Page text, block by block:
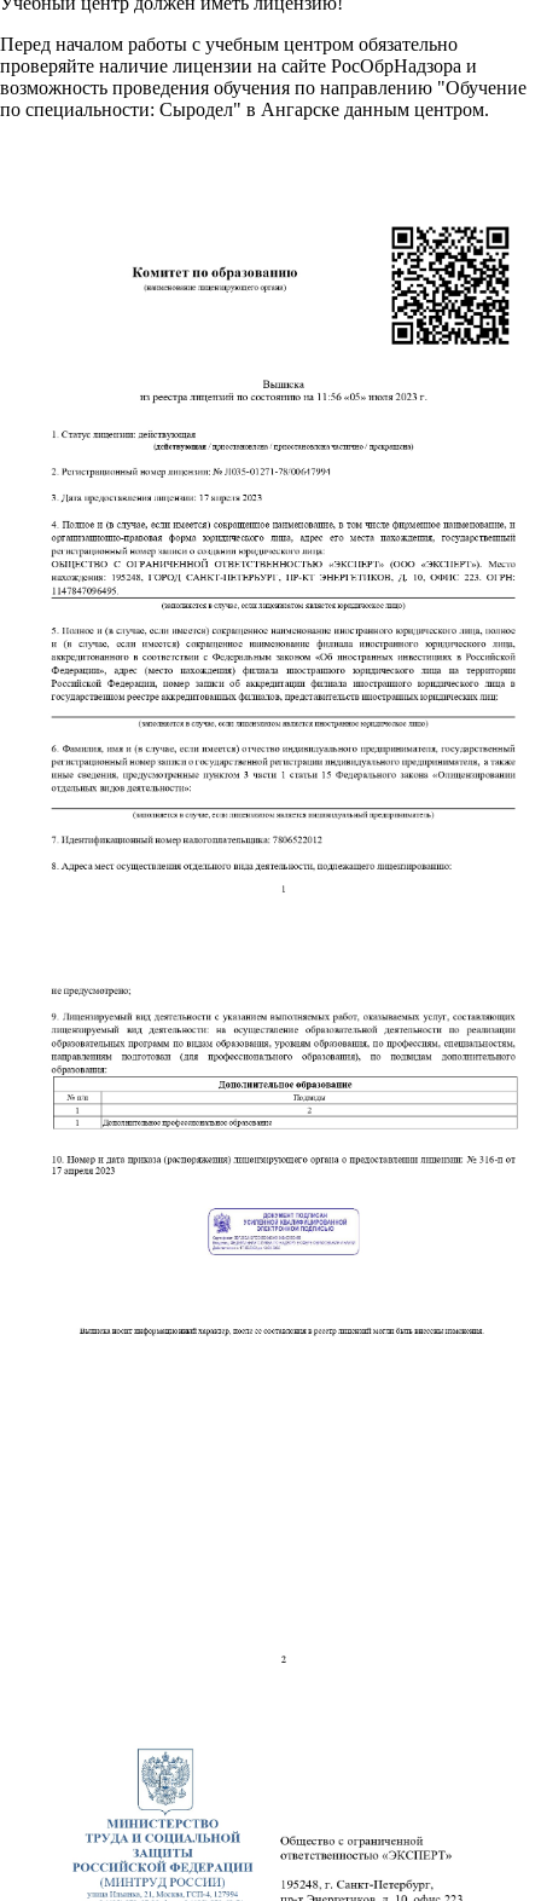
Перед началом работы с учебным центром обязательно
проверяйте наличие лицензии на сайте РосОбрНадзора и
возможность проведения обучения по направлению "Обучение
по специальности: Сыродел" в Ангарске данным центром.